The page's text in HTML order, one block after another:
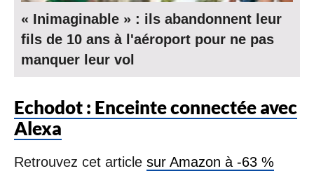
« Inimaginable » : ils abandonnent leur
fils de 10 ans à l'aéroport pour ne pas
manquer leur vol
Echodot : Enceinte connectée avec
Alexa
Retrouvez cet article sur Amazon à -63 %